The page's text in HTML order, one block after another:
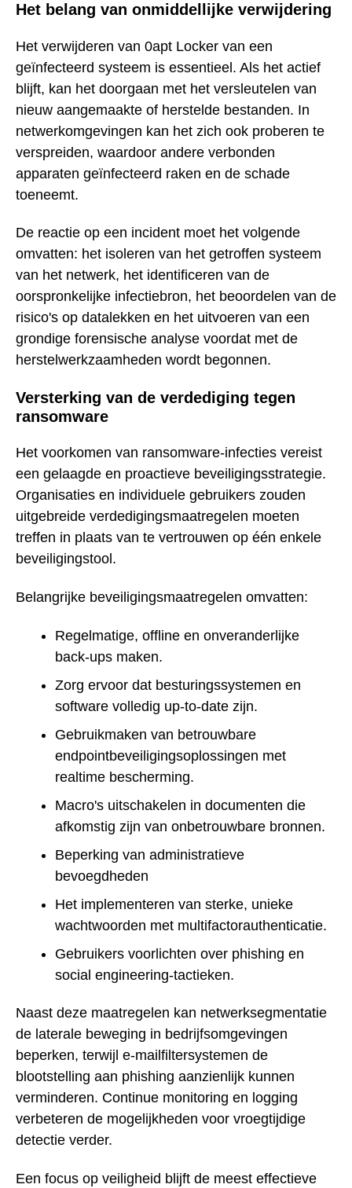
Het belang van onmiddellijke verwijdering
Het verwijderen van 0apt Locker van een
geïnfecteerd systeem is essentieel. Als het actief
blijft, kan het doorgaan met het versleutelen van
nieuw aangemaakte of herstelde bestanden. In
netwerkomgevingen kan het zich ook proberen te
verspreiden, waardoor andere verbonden
apparaten geïnfecteerd raken en de schade
toeneemt.
De reactie op een incident moet het volgende
omvatten: het isoleren van het getroffen systeem
van het netwerk, het identificeren van de
oorspronkelijke infectiebron, het beoordelen van de
risico's op datalekken en het uitvoeren van een
grondige forensische analyse voordat met de
herstelwerkzaamheden wordt begonnen.
Versterking van de verdediging tegen
ransomware
Het voorkomen van ransomware-infecties vereist
een gelaagde en proactieve beveiligingsstrategie.
Organisaties en individuele gebruikers zouden
uitgebreide verdedigingsmaatregelen moeten
treffen in plaats van te vertrouwen op één enkele
beveiligingstool.
Belangrijke beveiligingsmaatregelen omvatten:
Regelmatige, offline en onveranderlijke
back-ups maken.
Zorg ervoor dat besturingssystemen en
software volledig up-to-date zijn.
Gebruikmaken van betrouwbare
endpointbeveiligingsoplossingen met
realtime bescherming.
Macro's uitschakelen in documenten die
afkomstig zijn van onbetrouwbare bronnen.
Beperking van administratieve
bevoegdheden
Het implementeren van sterke, unieke
wachtwoorden met multifactorauthenticatie.
Gebruikers voorlichten over phishing en
social engineering-tactieken.
Naast deze maatregelen kan netwerksegmentatie
de laterale beweging in bedrijfsomgevingen
beperken, terwijl e-mailfiltersystemen de
blootstelling aan phishing aanzienlijk kunnen
verminderen. Continue monitoring en logging
verbeteren de mogelijkheden voor vroegtijdige
detectie verder.
Een focus op veiligheid blijft de meest effectieve